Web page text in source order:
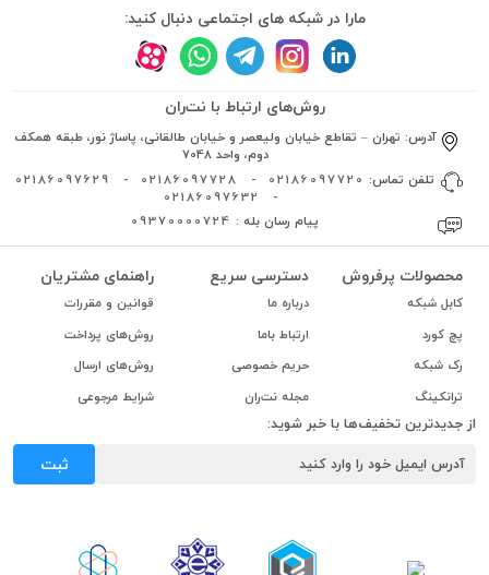
مارا در شبکه های اجتماعی دنبال کنید:
روش‌های ارتباط با نت‌ران
آدرس: تهران – تقاطع خیابان ولیعصر و خیابان طالقانی، پاساژ نور، طبقه همکف
دوم، واحد 7048
تلفن تماس: 02186097720
-
02186097728
-
02186097629
-
02186097632
پیام رسان بله : 09370000724
محصولات پرفروش
کابل شبکه
پچ کورد
رک شبکه
ترانکینگ
دسترسی سریع
درباره ما
ارتباط باما
حریم خصوصی
مجله نت‌ران
راهنمای مشتریان
قوانین و مقررات
روش‌های پرداخت
روش‌های ارسال
شرایط مرجوعی
از جدیدترین تخفیف‌ها با خبر شوید:
ثبت